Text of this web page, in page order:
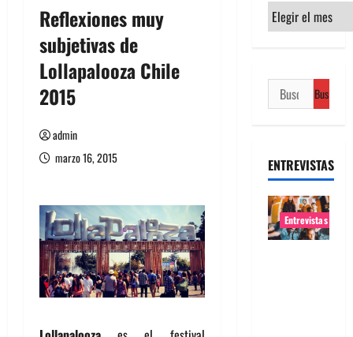
Reflexiones muy
subjetivas de
Lollapalooza Chile
2015
admin
marzo 16, 2015
Archivos
Buscar:
ENTREVISTAS
Entrevistas